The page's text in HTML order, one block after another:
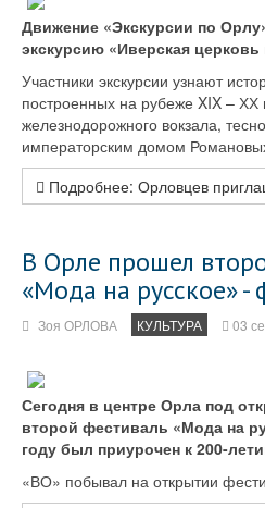
Движение «Экскурсии по
экскурсию «Иверская церковь
Участники экскурсии узнают
построенных на рубеже XIX – ХХ
железнодорожного вокзала,
императорским домом
Подробнее: Орловцев
В Орле прошел
«Мода на русское» -
Зоя ОРЛОВА КУЛЬТУРА 03
Сегодня в центре Орла под
второй фестиваль «Мода на
году был приурочен к 200-
«ВО» побывал на открытии